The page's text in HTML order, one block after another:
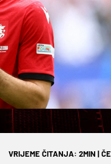
VRIJEME ČITANJA: 2MIN |